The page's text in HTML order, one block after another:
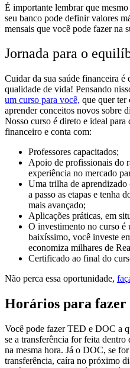
É importante lembrar que
seu banco pode definir valores
mensais que você pode fazer na
Jornada para o
Cuidar da sua saúde financeira é
qualidade de vida! Pensando
um curso para você, que quer ter
aprender conceitos novos sobre
Nosso curso é direto e ideal
financeiro e conta com:
Professores capacitados;
Apoio de profissionais do
experiência no mercado
Uma trilha de aprendizado
a passo as etapas e tenha
mais avançado;
Aplicações práticas, em
O investimento no curso
baixíssimo, você investe
economiza milhares de
Certificado ao final do
Não perca essa oportunidade,
Horários para fazer
Você pode fazer TED e DOC a
se a transferência for feita
na mesma hora. Já o DOC, se
transferência, caíra no próximo